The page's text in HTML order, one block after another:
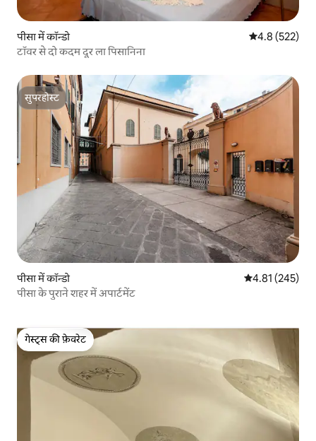
पीसा में कॉन्डो औसत रेटिंग 5 में
4.8 (522)
टॉवर से दो कदम दूर ला पिसानिना
सुपरहोस्ट
सुपरहोस्ट
पीसा में कॉन्डो औसत रेटिंग 5 में से
4.81 (245)
पीसा के पुराने शहर में अपार्टमेंट
गेस्ट्स की फ़ेवरेट
गेस्ट्स की फ़ेवरेट